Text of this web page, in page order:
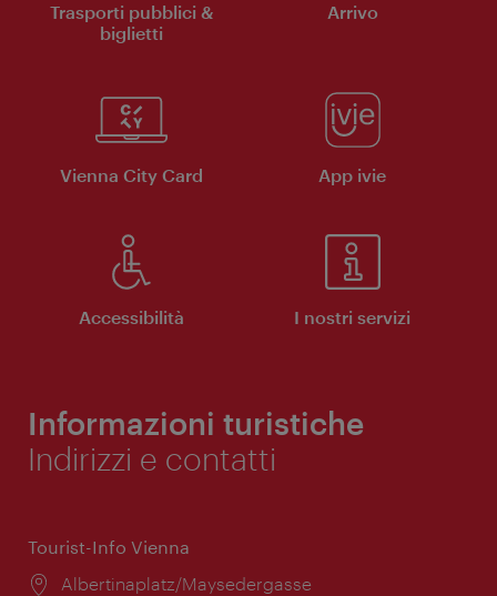
Trasporti pubblici &
biglietti
Arrivo
Vienna City Card App ivie
Accessibilità I nostri servizi
Informazioni turistiche
Indirizzi e contatti
Tourist-Info Vienna
Posizione:
Albertinaplatz/Maysedergasse